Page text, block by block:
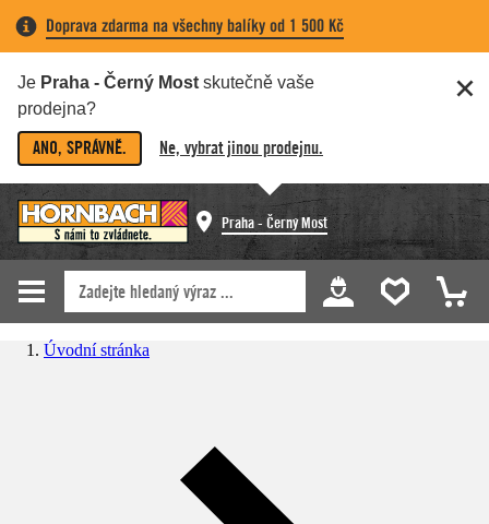
Doprava zdarma na všechny balíky od 1 500 Kč
Je Praha - Černý Most skutečně vaše
prodejna?
ANO, SPRÁVNĚ. Ne, vybrat jinou prodejnu.
Praha - Černý Most
Úvodní stránka